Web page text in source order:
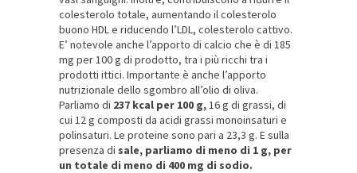
colesterolo totale, aumentando il colesterolo
buono HDL e riducendo l’LDL, colesterolo cattivo.
E’ notevole anche l’apporto di calcio che è di 185
mg per 100 g di prodotto, tra i più ricchi tra i
prodotti ittici. Importante è anche l’apporto
nutrizionale dello sgombro all’olio di oliva.
Parliamo di 237 kcal per 100 g, 16 g di grassi, di
cui 12 g composti da acidi grassi monoinsaturi e
polinsaturi. Le proteine sono pari a 23,3 g. E sulla
presenza di sale, parliamo di meno di 1 g, per
un totale di meno di 400 mg di sodio.